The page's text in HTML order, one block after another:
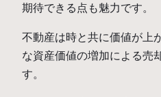
期待できる点も魅力です。
不動産は時と共に価値が上
な資産価値の増加による売
す。